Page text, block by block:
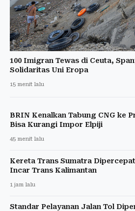
100 Imigran Tewas di Ceuta,
Solidaritas Uni Eropa
15 menit lalu
BRIN Kenalkan Tabung CNG ke
Bisa Kurangi Impor Elpiji
45 menit lalu
Kereta Trans Sumatra
Incar Trans Kalimantan
1 jam lalu
Standar Pelayanan Jalan Tol